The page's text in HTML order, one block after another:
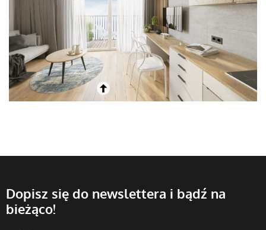
Dopisz się do newslettera i bądź na
bieżąco!